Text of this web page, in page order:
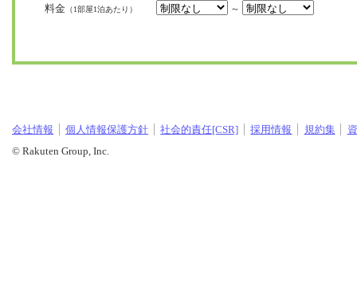
料金 （1部屋1泊あたり） ～
会社情報 個人情報保護方針 社会的責任[CSR] 採用情報 規約集
© Rakuten Group, Inc.